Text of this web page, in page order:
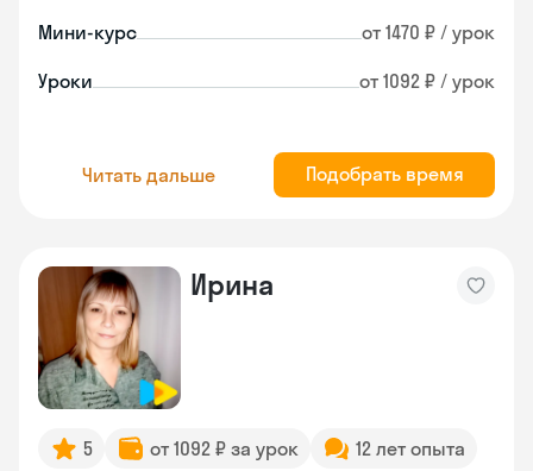
Мини-курс от 1470 ₽ / урок
Уроки от 1092 ₽ / урок
Читать дальше Подобрать время
Ирина
5 от 1092 ₽ за урок 12 лет опыта